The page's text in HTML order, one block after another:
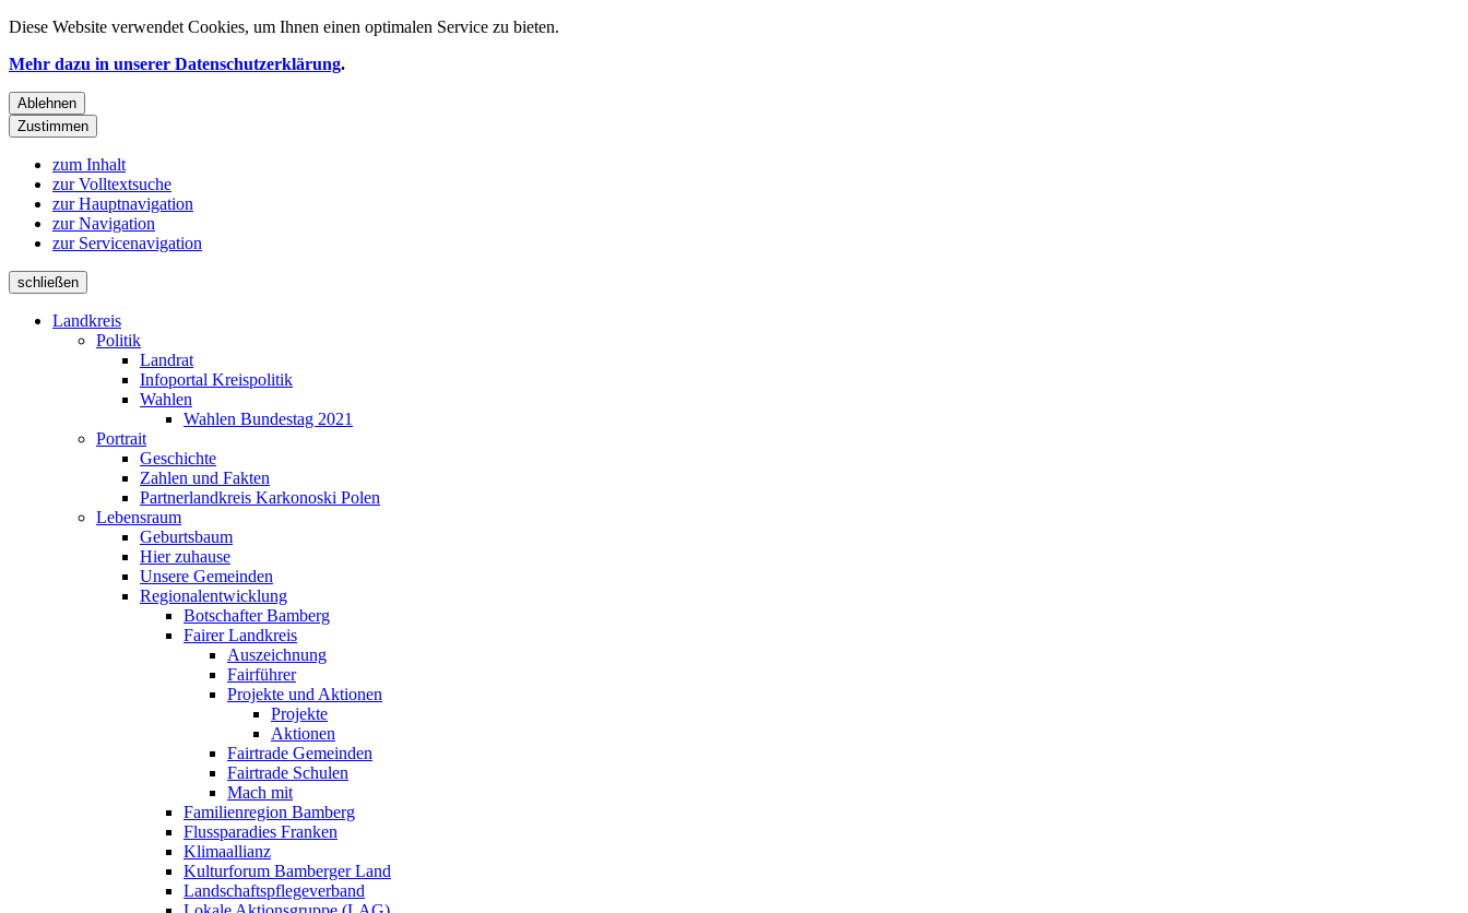
Diese Website verwendet Cookies, um Ihnen einen optimalen Service zu bieten.
Mehr dazu in unserer Datenschutzerklärung.
Ablehnen
Zustimmen
zum Inhalt
zur Volltextsuche
zur Hauptnavigation
zur Navigation
zur Servicenavigation
schließen
Landkreis
Politik
Landrat
Infoportal Kreispolitik
Wahlen
Wahlen Bundestag 2021
Portrait
Geschichte
Zahlen und Fakten
Partnerlandkreis Karkonoski Polen
Lebensraum
Geburtsbaum
Hier zuhause
Unsere Gemeinden
Regionalentwicklung
Botschafter Bamberg
Fairer Landkreis
Auszeichnung
Fairführer
Projekte und Aktionen
Projekte
Aktionen
Fairtrade Gemeinden
Fairtrade Schulen
Mach mit
Familienregion Bamberg
Flussparadies Franken
Klimaallianz
Kulturforum Bamberger Land
Landschaftspflegeverband